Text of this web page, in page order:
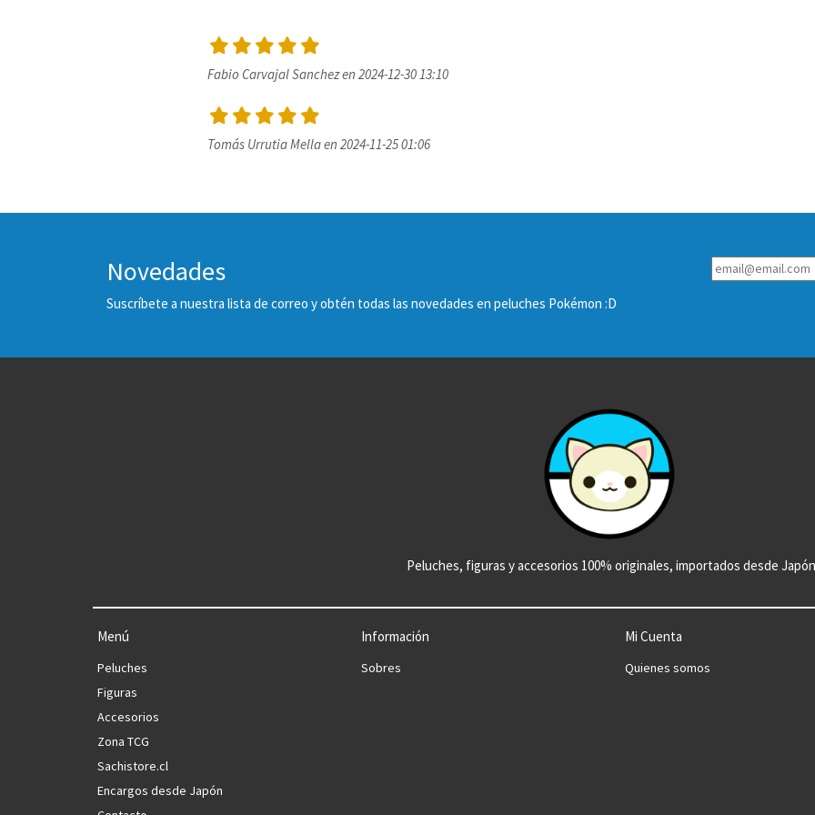
Fabio Carvajal Sanchez en 2024-12-30 13:10
Tomás Urrutia Mella en 2024-11-25 01:06
Novedades
Suscríbete a nuestra lista de correo y obtén todas las novedades en peluches Pokémon :D
Peluches, figuras y accesorios 100% originales, importados desde Japón
Menú
Peluches
Figuras
Accesorios
Zona TCG
Sachistore.cl
Encargos desde Japón
Información
Sobres
Mi Cuenta
Quienes somos